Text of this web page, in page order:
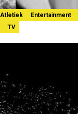
Atletiek Entertainment
TV